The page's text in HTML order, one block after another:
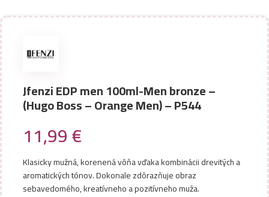
Jfenzi EDP men 100ml-Men bronze –
(Hugo Boss – Orange Men) – P544
11,99€
Klasicky mužná, korenená vôňa vďaka kombinácii drevitých a
aromatických tónov. Dokonale zdôrazňuje obraz
sebavedomého, kreatívneho a pozitívneho muža.